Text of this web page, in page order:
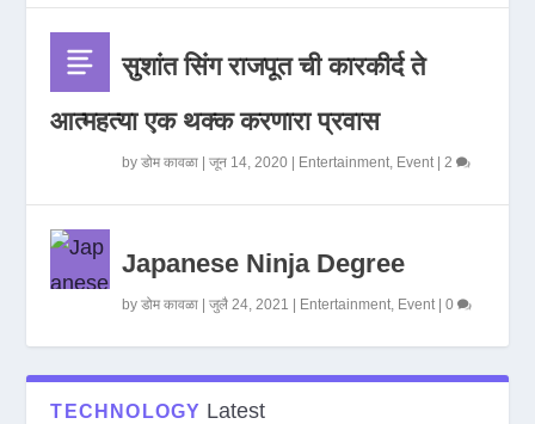
सुशांत सिंग राजपूत ची कारकीर्द ते
आत्महत्या एक थक्क करणारा प्रवास
byडोम कावळा |जून 14, 2020 Entertainment, Event|2
Japanese Ninja Degree
byडोम कावळा |जुलै 24, 2021 Entertainment, Event|0
TECHNOLOGY Latest